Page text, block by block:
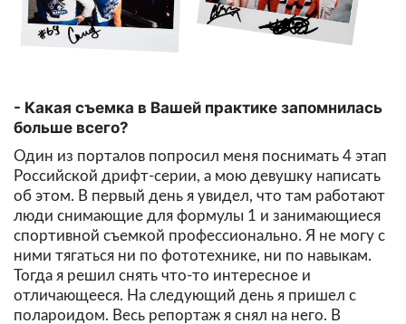
Какая съемка в Вашей практике запомнилась
больше всего?
Один из порталов попросил меня поснимать 4 этап
Российской дрифт-серии, а мою девушку написать
об этом. В первый день я увидел, что там работают
люди снимающие для формулы 1 и занимающиеся
спортивной съемкой профессионально. Я не могу с
ними тягаться ни по фототехнике, ни по навыкам.
Тогда я решил снять что-то интересное и
отличающееся. На следующий день я пришел с
полароидом. Весь репортаж я снял на него. В